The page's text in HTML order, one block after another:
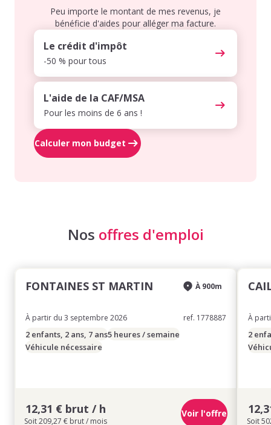
Peu importe le montant de mes revenus, je
bénéficie d'aides pour alléger ma facture.
Le crédit d'impôt
-50 % pour tous
L'aide de la CAF/MSA
Pour les moins de 6 ans !
Calculer mon budget
Nos offres d'emploi
FONTAINES ST MARTIN
À partir du 3 septembre 2026
À 900m
ref. 1778887
2 enfants, 2 ans, 7 ans5 heures / semaine
Véhicule nécessaire
12,31 € brut / h
Soit 209,27 € brut / mois
Voir l'offre
À
2
Soit